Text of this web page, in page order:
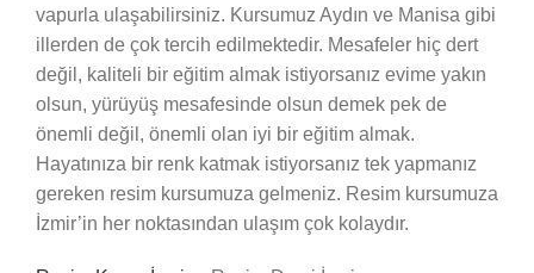
vapurla ulaşabilirsiniz. Kursumuz Aydın ve Manisa gibi
illerden de çok tercih edilmektedir. Mesafeler hiç dert
değil, kaliteli bir eğitim almak istiyorsanız evime yakın
olsun, yürüyüş mesafesinde olsun demek pek de
önemli değil, önemli olan iyi bir eğitim almak.
Hayatınıza bir renk katmak istiyorsanız tek yapmanız
gereken resim kursumuza gelmeniz. Resim kursumuza
İzmir’in her noktasından ulaşım çok kolaydır.